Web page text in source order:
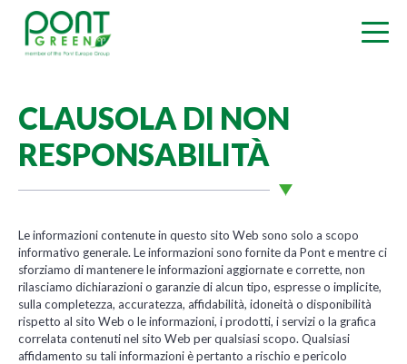
CLAUSOLA DI NON
RESPONSABILITÀ
Le informazioni contenute in questo sito Web sono solo a scopo
informativo generale. Le informazioni sono fornite da Pont e mentre ci
sforziamo di mantenere le informazioni aggiornate e corrette, non
rilasciamo dichiarazioni o garanzie di alcun tipo, espresse o implicite,
sulla completezza, accuratezza, affidabilità, idoneità o disponibilità
rispetto al sito Web o le informazioni, i prodotti, i servizi o la grafica
correlata contenuti nel sito Web per qualsiasi scopo. Qualsiasi
affidamento su tali informazioni è pertanto a rischio e pericolo